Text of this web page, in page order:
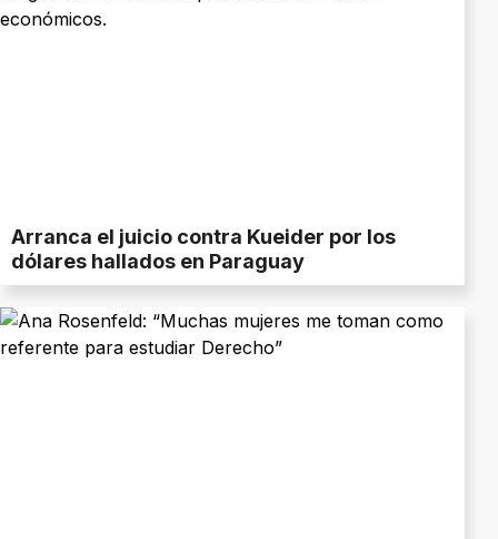
Arranca el juicio contra Kueider por los
dólares hallados en Paraguay